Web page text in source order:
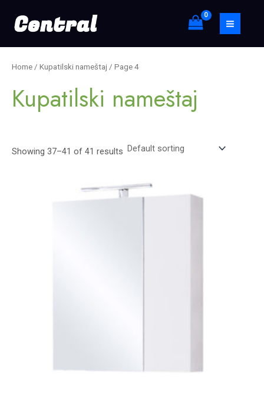
content
MAIN
e
h
Home / Kupatilski nameštaj / Page 4
Kupatilski nameštaj
Showing 37–41 of 41 results